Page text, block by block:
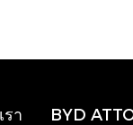
รา BYD